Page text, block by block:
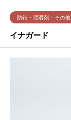
防錆・潤滑剤・その他
イナガード